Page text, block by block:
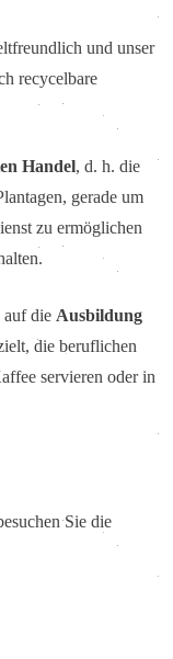
und unser
recycelbare
Handel, d. h. die
gerade um
zu ermöglichen
auf die Ausbildung
die beruflichen
servieren oder in
Sie die